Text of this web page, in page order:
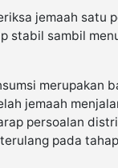
jemaah satu
stabil sambil
merupakan
jemaah
persoalan
pada